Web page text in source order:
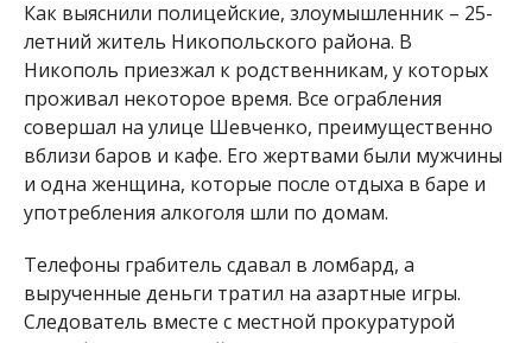
проживал некоторое время. Все ограбления
совершал на улице Шевченко, преимущественно
вблизи баров и кафе. Его жертвами были мужчины
и одна женщина, которые после отдыха в баре и
употребления алкоголя шли по домам.
Телефоны грабитель сдавал в ломбард, а
вырученные деньги тратил на азартные игры.
квалифицировал действия преступника по ч.2
ст.186 УК Украины (грабеж), что наказывается
лишением свободы на срок от 4-х до 6 лет.